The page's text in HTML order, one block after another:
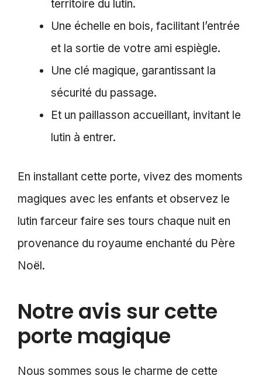
territoire du lutin.
Une échelle en bois, facilitant l’entrée
et la sortie de votre ami espiègle.
Une clé magique, garantissant la
sécurité du passage.
Et un paillasson accueillant, invitant le
lutin à entrer.
En installant cette porte, vivez des moments
magiques avec les enfants et observez le
lutin farceur faire ses tours chaque nuit en
provenance du royaume enchanté du Père
Noël.
Notre avis sur cette
porte magique
Nous sommes sous le charme de cette